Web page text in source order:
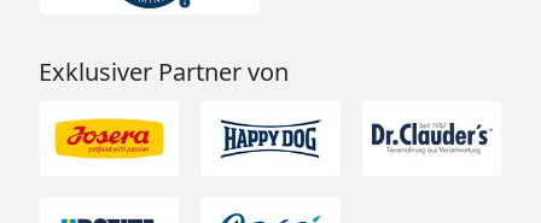
Exklusiver Partner von